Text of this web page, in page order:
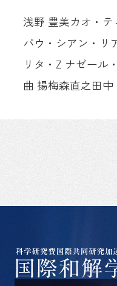
浅野 豊美カオ・
パウ・シアン・リ
リタ・Z ナゼール
曲 揚梅森直之田中